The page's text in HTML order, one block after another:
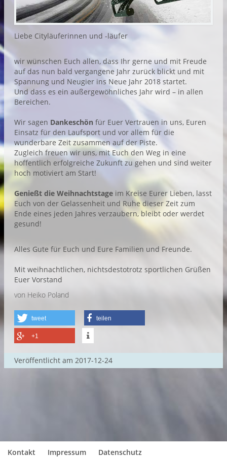
Liebe Cityläuferinnen und -läufer
wir wünschen Euch allen, dass Ihr gerne und mit Freude
auf das nun bald vergangene Jahr zurück blickt und mit
Spannung und Neugier ins Neue Jahr 2018 startet.
Und dass es ein außergewöhnliches Jahr wird – in allen
Bereichen.
Wir sagen Dankeschön für Euer Vertrauen in uns, Euren
Einsatz für den Laufsport und vor allem für die
wunderbare Zeit zusammen auf der Piste.
Zugleich freuen wir uns, mit Euch den Weg in eine
hoffentlich erfolgreiche Zukunft zu gehen und sind weiter
hoch motiviert am Start!
Genießt die Weihnachtstage im Kreise Eurer Lieben, lasst
Euch von der Gelassenheit und Ruhe dieser Zeit zum
Ende eines jeden Jahres verzaubern, bleibt oder werdet
gesund!
Alles Gute für Euch und Eure Familien und Freunde.
Mit weihnachtlichen, nichtsdestotrotz sportlichen Grüßen
Euer Vorstand
von Heiko Poland
tweet teilen
+1
Veröffentlicht am 2017-12-24
Kontakt Impressum Datenschutz